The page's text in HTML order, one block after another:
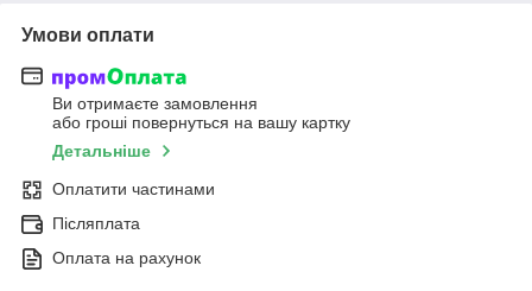
Умови оплати
Ви отримаєте замовлення
або гроші повернуться на вашу картку
Детальніше
Оплатити частинами
Післяплата
Оплата на рахунок